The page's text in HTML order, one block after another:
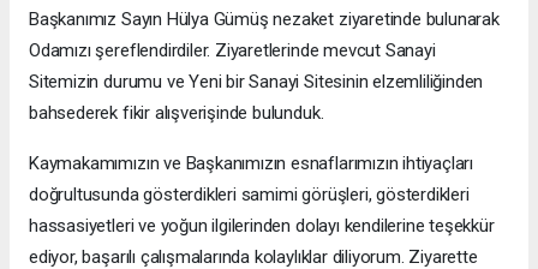
Başkanımız Sayın Hülya Gümüş nezaket ziyaretinde bulunarak
Odamızı şereflendirdiler. Ziyaretlerinde mevcut Sanayi
Sitemizin durumu ve Yeni bir Sanayi Sitesinin elzemliliğinden
bahsederek fikir alışverişinde bulunduk.
Kaymakamımızın ve Başkanımızın esnaflarımızın ihtiyaçları
doğrultusunda gösterdikleri samimi görüşleri, gösterdikleri
hassasiyetleri ve yoğun ilgilerinden dolayı kendilerine teşekkür
ediyor, başarılı çalışmalarında kolaylıklar diliyorum. Ziyarette